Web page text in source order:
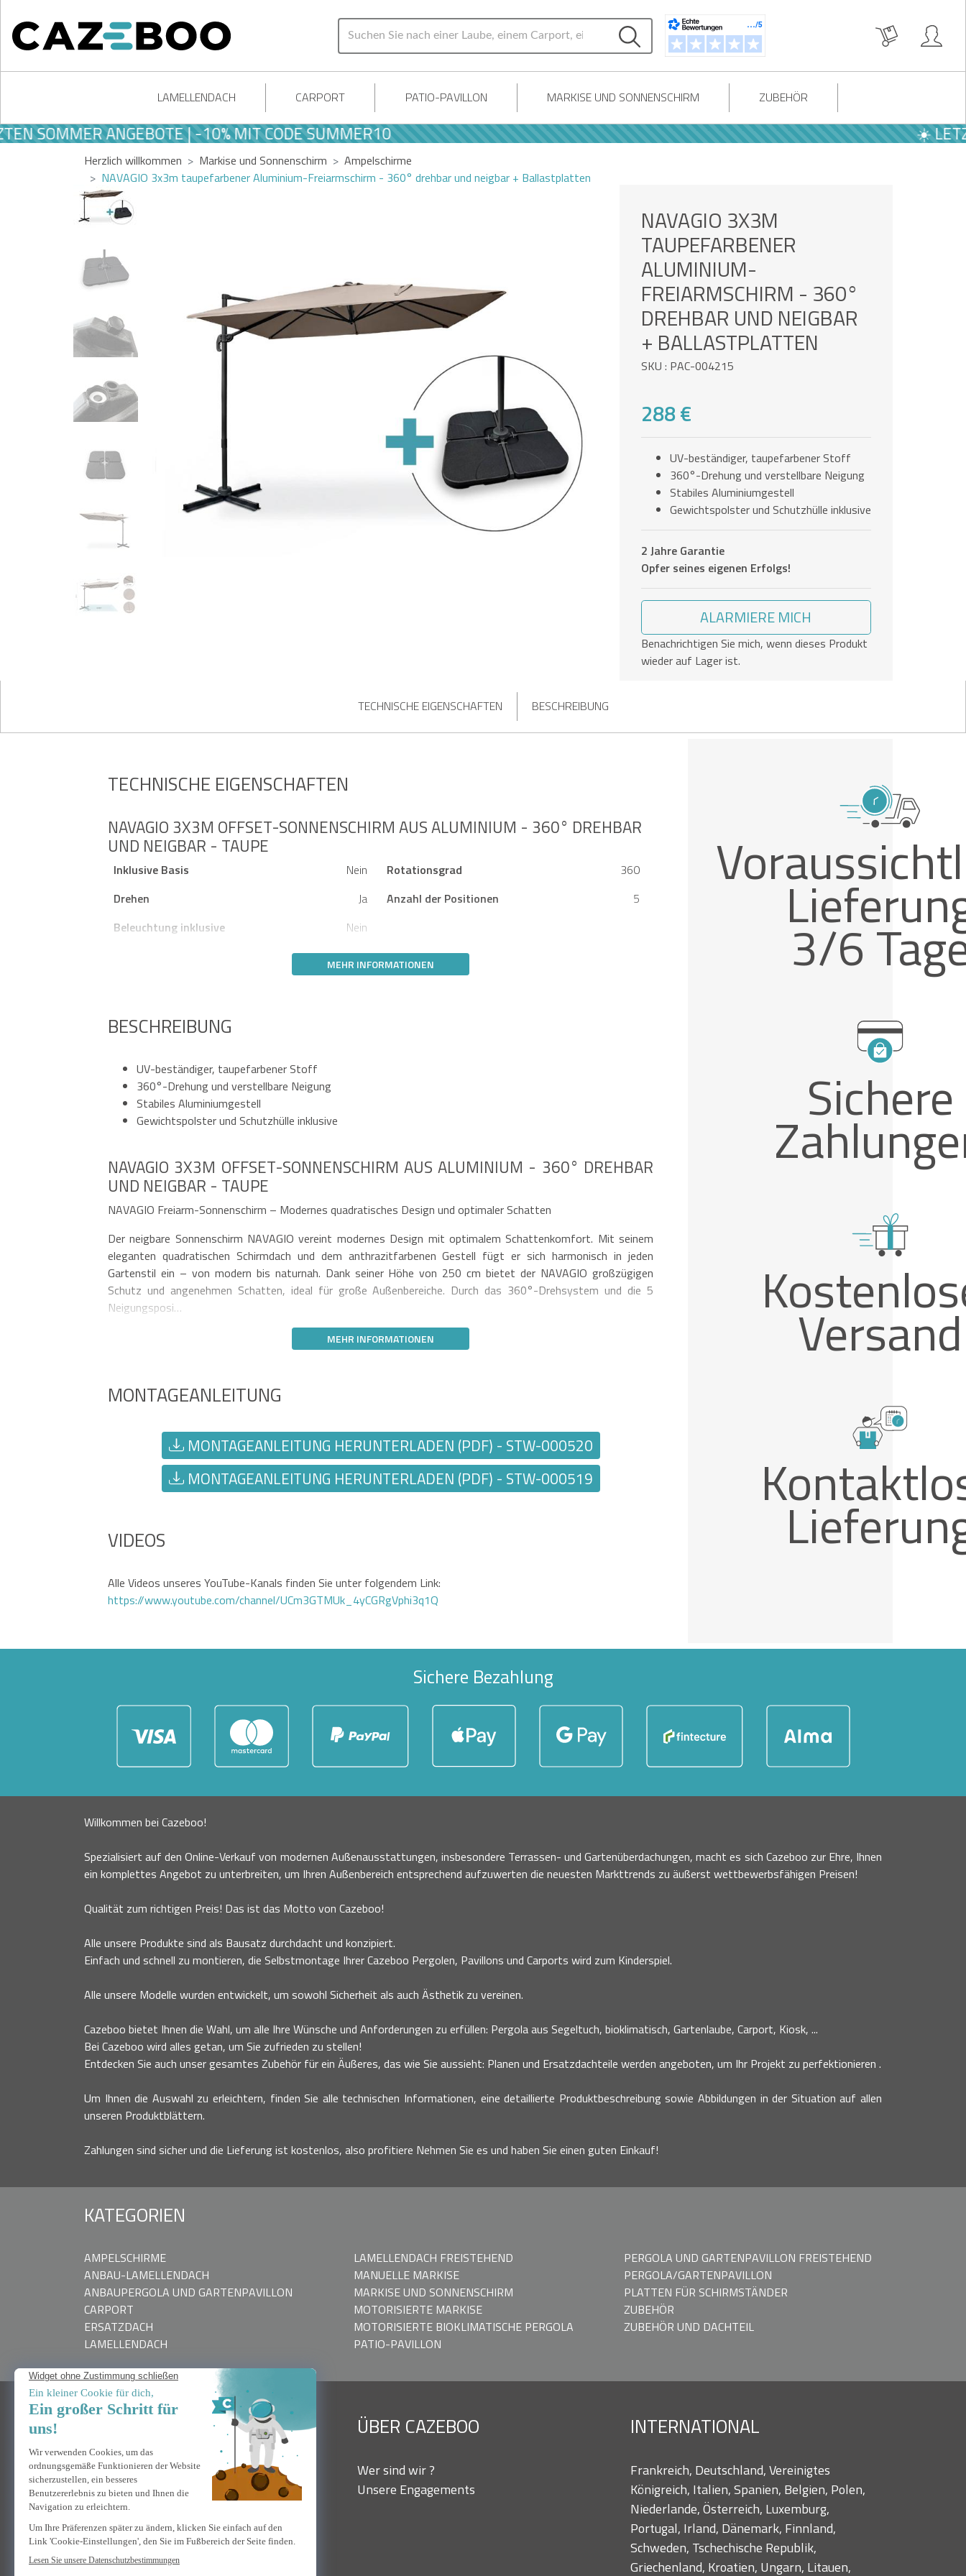
LAMELLENDACH CARPORT PATIO-PAVILLON MARKISE UND SONNENSCHIRM ZUBEHÖR
ANGEBOTE | -10% MIT CODE SUMMER10 ☀️ LETZTEN
Herzlich willkommen Markise und Sonnenschirm
Ampelschirme
NAVAGIO 3x3m taupefarbener Aluminium-Freiarmschirm - 360° drehbar und neigbar + Ballastplatten
NAVAGIO 3X3M
TAUPEFARBENER
ALUMINIUM-
FREIARMSCHIRM - 360°
DREHBAR UND NEIGBAR
+ BALLASTPLATTEN
SKU : PAC-004215
288 €
UV-beständiger, taupefarbener Stoff
360°-Drehung und verstellbare Neigung
Stabiles Aluminiumgestell
Gewichtspolster und Schutzhülle inklusive
2 Jahre Garantie
Opfer seines eigenen Erfolgs!
ALARMIERE MICH
Benachrichtigen Sie mich, wenn dieses Produkt
wieder auf Lager ist.
TECHNISCHE EIGENSCHAFTEN BESCHREIBUNG
TECHNISCHE EIGENSCHAFTEN
NAVAGIO 3X3M OFFSET-SONNENSCHIRM AUS ALUMINIUM - 360° DREHBAR
UND NEIGBAR - TAUPE
Inklusive Basis Nein Rotationsgrad
360
Drehen
Ja Anzahl der Positionen
5
Beleuchtung inklusive
Nein
MEHR INFORMATIONEN
BESCHREIBUNG
UV-beständiger, taupefarbener Stoff
360°-Drehung und verstellbare Neigung
Stabiles Aluminiumgestell
Gewichtspolster und Schutzhülle inklusive
NAVAGIO 3X3M OFFSET-SONNENSCHIRM AUS ALUMINIUM - 360° DREHBAR
UND NEIGBAR - TAUPE
NAVAGIO Freiarm-Sonnenschirm – Modernes quadratisches Design und optimaler Schatten
Der neigbare Sonnenschirm NAVAGIO vereint modernes Design mit optimalem Schattenkomfort. Mit seinem
eleganten quadratischen Schirmdach und dem anthrazitfarbenen Gestell fügt er sich harmonisch in jeden
Gartenstil ein – von modern bis naturnah. Dank seiner Höhe von 250 cm bietet der NAVAGIO großzügigen
Schutz und angenehmen Schatten, ideal für große Außenbereiche. Durch das 360°-Drehsystem und die 5
Neigungsposi…
MEHR INFORMATIONEN
MONTAGEANLEITUNG
MONTAGEANLEITUNG HERUNTERLADEN (PDF) - STW-000520
MONTAGEANLEITUNG HERUNTERLADEN (PDF) - STW-000519
VIDEOS
Alle Videos unseres YouTube-Kanals finden Sie unter folgendem Link:
https://www.youtube.com/channel/UCm3GTMUk_4yCGRgVphi3q1Q
3/6
Sichere
Versand
Sichere Bezahlung
Willkommen bei Cazeboo!
Spezialisiert auf den Online-Verkauf von modernen Außenausstattungen, insbesondere Terrassen- und Gartenüberdachungen, macht es sich Cazeboo zur Ehre, Ihnen
ein komplettes Angebot zu unterbreiten, um Ihren Außenbereich entsprechend aufzuwerten die neuesten Markttrends zu äußerst wettbewerbsfähigen Preisen!
Qualität zum richtigen Preis! Das ist das Motto von Cazeboo!
Alle unsere Produkte sind als Bausatz durchdacht und konzipiert.
Einfach und schnell zu montieren, die Selbstmontage Ihrer Cazeboo Pergolen, Pavillons und Carports wird zum Kinderspiel.
Alle unsere Modelle wurden entwickelt, um sowohl Sicherheit als auch Ästhetik zu vereinen.
Cazeboo bietet Ihnen die Wahl, um alle Ihre Wünsche und Anforderungen zu erfüllen: Pergola aus Segeltuch, bioklimatisch, Gartenlaube, Carport, Kiosk, ...
Bei Cazeboo wird alles getan, um Sie zufrieden zu stellen!
Entdecken Sie auch unser gesamtes Zubehör für ein Äußeres, das wie Sie aussieht: Planen und Ersatzdachteile werden angeboten, um Ihr Projekt zu perfektionieren .
Um Ihnen die Auswahl zu erleichtern, finden Sie alle technischen Informationen, eine detaillierte Produktbeschreibung sowie Abbildungen in der Situation auf allen
unseren Produktblättern.
Zahlungen sind sicher und die Lieferung ist kostenlos, also profitiere Nehmen Sie es und haben Sie einen guten Einkauf!
KATEGORIEN
AMPELSCHIRME
ANBAU-LAMELLENDACH
ANBAUPERGOLA UND GARTENPAVILLON
CARPORT
ERSATZDACH
LAMELLENDACH
LAMELLENDACH FREISTEHEND
MANUELLE MARKISE
MARKISE UND SONNENSCHIRM
MOTORISIERTE MARKISE
MOTORISIERTE BIOKLIMATISCHE PERGOLA
PATIO-PAVILLON
PERGOLA UND GARTENPAVILLON FREISTEHEND
PERGOLA/GARTENPAVILLON
PLATTEN FÜR SCHIRMSTÄNDER
ZUBEHÖR
ZUBEHÖR UND DACHTEIL
BRAUCHEN SIE HILFE
Kontaktiere uns
Häufig gestellte Fragen
ÜBER CAZEBOO
Wer sind wir ?
Unsere Engagements
INTERNATIONAL
Frankreich, Deutschland, Vereinigtes
Königreich, Italien, Spanien, Belgien, Polen,
Niederlande, Österreich, Luxemburg,
Portugal, Irland, Dänemark, Finnland,
Schweden, Tschechische Republik,
Griechenland, Kroatien, Ungarn, Litauen,